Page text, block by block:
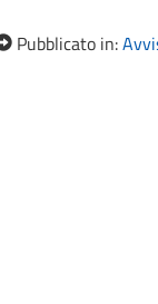
Pubblicato in: